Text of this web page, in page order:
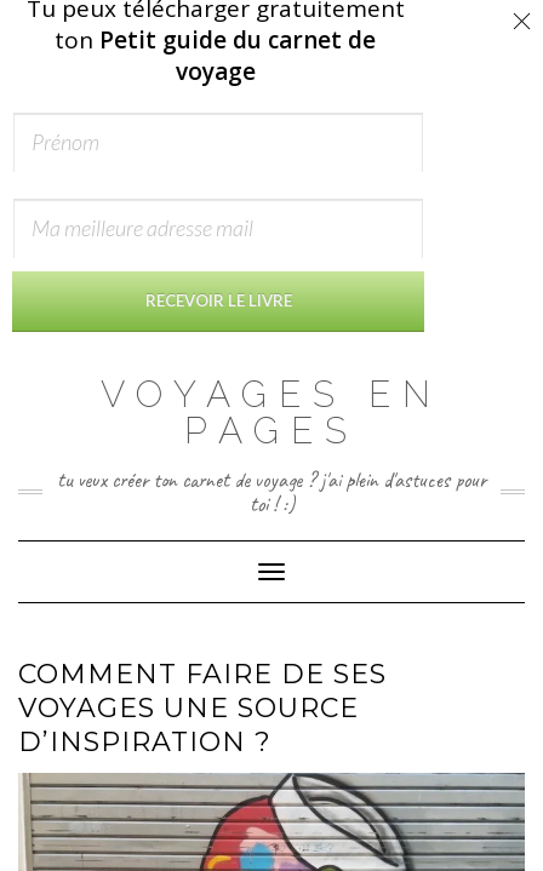
VOYAGES EN
PAGES
tu veux créer ton carnet de voyage ? j'ai plein d'astuces pour
toi ! :)
Toggle Navigation
COMMENT FAIRE DE SES
VOYAGES UNE SOURCE
D’INSPIRATION ?
Tu peux télécharger gratuitement
ton Petit guide du carnet de
voyage
RECEVOIR LE LIVRE